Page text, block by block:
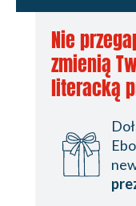
Nie
zmienią
literacką